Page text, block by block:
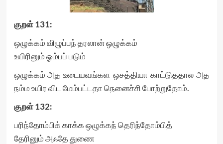
குறள் 131:
ஒழுக்கம் விழுப்பந் தரலான் ஒழுக்கம்
உயிரினும் ஓம்பப் படும்
ஒழுக்கம் அத உடையவங்கள ஒசத்தியா காட்டுததால அத
நம்ம உயிர விட மேம்பட்டதா நெனைச்சி போற்றுதோம்.
குறள் 132:
பரிந்தோம்பிக் காக்க ஒழுக்கந் தெரிந்தோம்பித்
தேரினும் அஃதே துணை